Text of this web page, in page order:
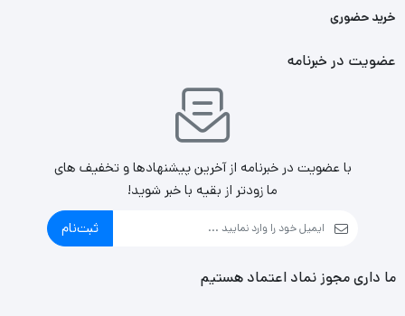
خرید حضوری
عضویت در خبرنامه
با عضویت در خبرنامه از آخرین پیشنهادها و تخفیف های
ما زودتر از بقیه با خبر شوید!
ثبت‌نام
ما داری مجوز نماد اعتماد هستیم